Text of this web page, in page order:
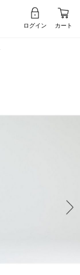
ログイン カート